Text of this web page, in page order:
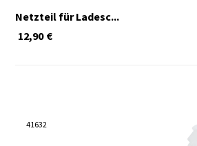
Netzteil für Ladesc...
€
12,90
41632